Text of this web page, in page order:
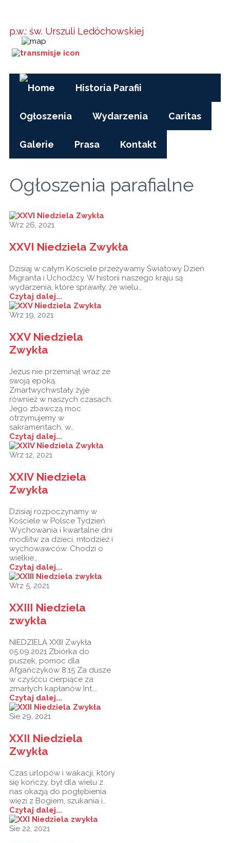
p.w.: św. Urszuli Ledóchowskiej
Historia Parafii
Ogłoszenia Wydarzenia Caritas
Galerie Prasa Kontakt
Ogłoszenia parafialne
Wrz 26, 2021
XXVI Niedziela Zwykła
Dzisiaj w całym Kościele przeżywamy Światowy Dzień
Migranta i Uchodźcy. W historii naszego kraju są
wydarzenia, które sprawiły, że wielu…
Czytaj dalej...
Wrz 19, 2021
XXV Niedziela
Zwykła
Jezus nie przeminął wraz ze
swoją epoką.
Zmartwychwstały żyje
również w naszych czasach.
Jego zbawczą moc
otrzymujemy w
sakramentach, w…
Czytaj dalej...
Wrz 12, 2021
XXIV Niedziela
Zwykła
Dzisiaj rozpoczynamy w
Kościele w Polsce Tydzień
Wychowania i kwartalne dni
modlitw za dzieci, młodzież i
wychowawców. Chodzi o
wielkie…
Czytaj dalej...
Wrz 5, 2021
XXIII Niedziela
zwykła
NIEDZIELA XXIII Zwykła
05.09.2021 Zbiórka do
puszek, pomoc dla
Afgańczyków 8.15 Za dusze
w czyśćcu cierpiące za
zmarłych kapłanów Int.…
Czytaj dalej...
Sie 29, 2021
XXII Niedziela
Zwykła
Czas urlopów i wakacji, który
się kończy, był dla wielu z
nas okazją do pogłębienia
więzi z Bogiem, szukania i…
Czytaj dalej...
Sie 22, 2021